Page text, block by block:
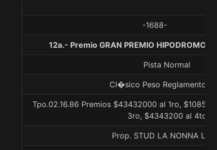
-1688-
12a.- Premio GRAN PREMIO HIPODROMO
Pista Normal
Cl�sico Peso Reglamento
Tpo.02.16.86 Premios $43432000 al 1ro,
3ro, $4343200 al 4to
Prop. STUD LA NONNA